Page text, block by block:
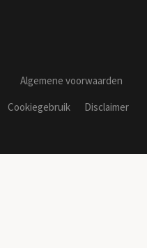
Algemene voorwaarden
Cookiegebruik
Disclaimer